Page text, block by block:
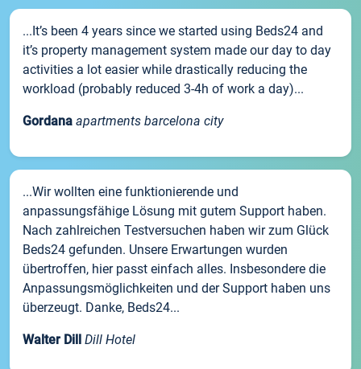
...It’s been 4 years since we started using Beds24 and
it’s property management system made our day to day
activities a lot easier while drastically reducing the
workload (probably reduced 3-4h of work a day)...
Gordana apartments barcelona city
...Wir wollten eine funktionierende und
anpassungsfähige Lösung mit gutem Support haben.
Nach zahlreichen Testversuchen haben wir zum Glück
Beds24 gefunden. Unsere Erwartungen wurden
übertroffen, hier passt einfach alles. Insbesondere die
Anpassungsmöglichkeiten und der Support haben uns
überzeugt. Danke, Beds24...
Walter Dill Dill Hotel